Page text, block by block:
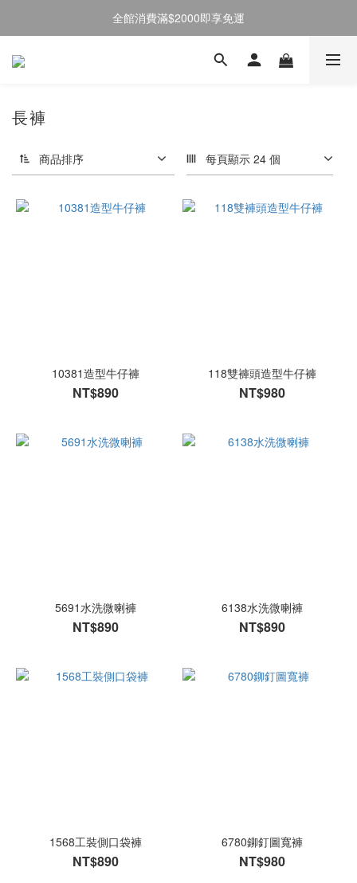
註冊會員送50元購物金
全館消費滿$2000即享免運
註冊會員送50元購物金
長褲
商品排序 每頁顯示 24 個
10381造型牛仔褲
NT$890
118雙褲頭造型牛仔褲
NT$980
5691水洗微喇褲
NT$890
6138水洗微喇褲
NT$890
1568工裝側口袋褲
NT$890
6780鉚釘圖寬褲
NT$980